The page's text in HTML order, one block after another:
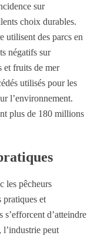
sur
choix durables.
utilisent des parcs en
négatifs sur
et fruits de mer
utilisés pour les
l’environnement.
plus de 180 millions
les pêcheurs
pratiques et
d’atteindre
peut